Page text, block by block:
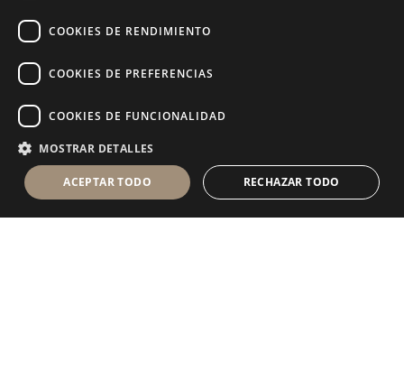
S
U
S
C
R
Í
B
E
T
E
A
L
A
N
E
W
S
L
E
T
T
E
R
COOKIES DE RENDIMIENTO
COOKIES DE PREFERENCIAS
COOKIES DE FUNCIONALIDAD
MOSTRAR DETALLES
ACEPTAR TODO RECHAZAR TODO